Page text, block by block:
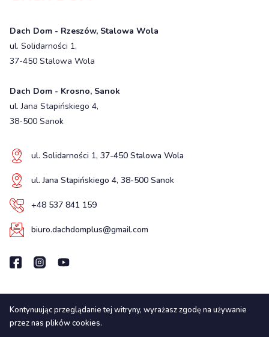
Dach Dom - Rzeszów, Stalowa Wola
ul. Solidarności 1,
37-450 Stalowa Wola
Dach Dom - Krosno, Sanok
ul. Jana Stapińskiego 4,
38-500 Sanok
ul. Solidarności 1, 37-450 Stalowa Wola
ul. Jana Stapińskiego 4, 38-500 Sanok
+48 537 841 159
biuro.dachdomplus@gmail.com
Wszelkie prawa zastrzeżone
© 2025. LUXstrona.pl
Kontynuując przeglądanie tej witryny, wyrażasz zgodę na używanie
przez nas plików cookies.